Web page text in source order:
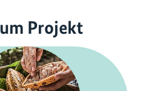
Projekt